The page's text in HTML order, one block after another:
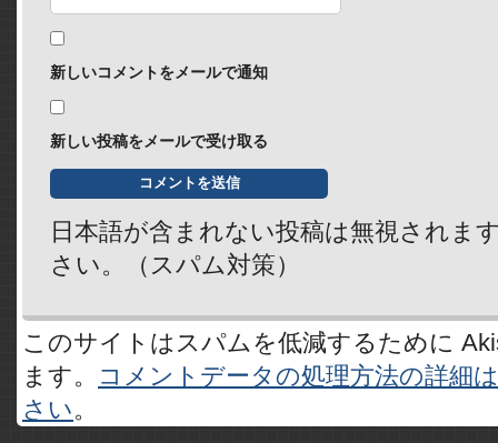
新しいコメントをメールで通知
新しい投稿をメールで受け取る
日本語が含まれない投稿は無視されま
さい。（スパム対策）
このサイトはスパムを低減するために
ます。
コメントデータの処理方法の詳細
さい。